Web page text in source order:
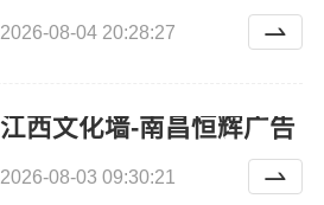
2026-08-04 20:28:27
江西文化墙-南昌恒辉广告
2026-08-03 09:30:21